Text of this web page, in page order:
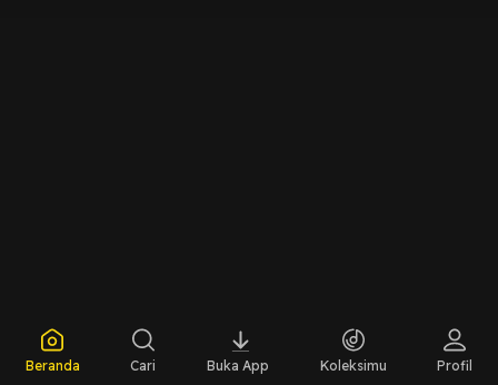
Beranda Cari Buka App Koleksimu Profil